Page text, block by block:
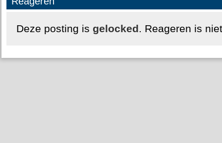
Deze posting is gelocked. Reageren is